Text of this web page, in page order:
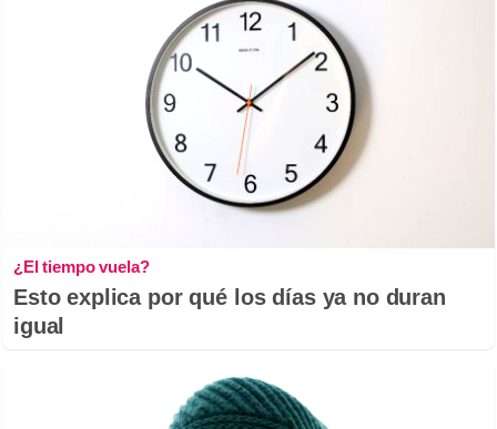
¿El tiempo vuela?
Esto explica por qué los días ya no duran
igual